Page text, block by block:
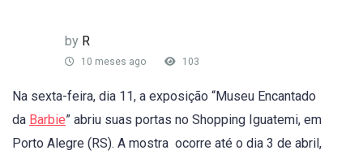
by R
10 meses ago 103
Na sexta-feira, dia 11, a exposição “Museu Encantado
da Barbie” abriu suas portas no Shopping Iguatemi, em
Porto Alegre (RS). A mostra ocorre até o dia 3 de abril,